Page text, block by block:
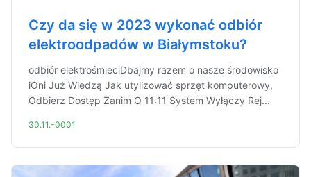
Czy da się w 2023 wykonać odbiór
elektroodpadów w Białymstoku?
odbiór elektrośmieciDbajmy razem o nasze środowisko
iOni Już Wiedzą Jak utylizować sprzęt komputerowy,
Odbierz Dostęp Zanim O 11:11 System Wyłączy Rej...
30.11.-0001